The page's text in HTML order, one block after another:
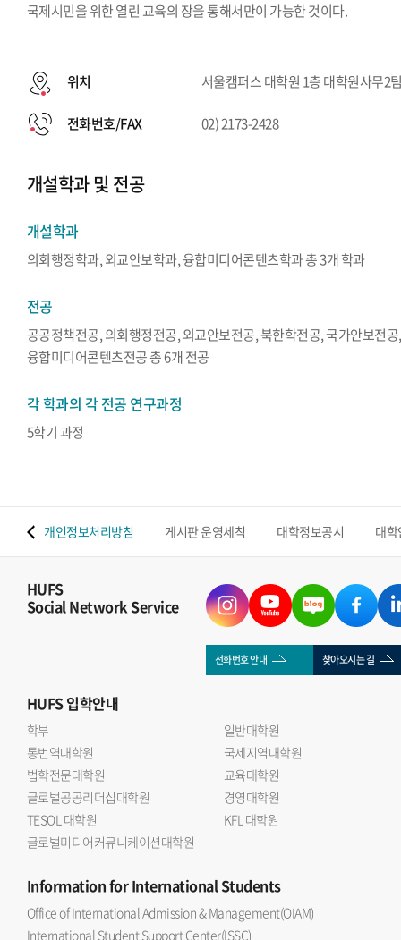
국제시민을 위한 열린 교육의 장을 통해서만이 가능한 것이다.
위치 서울캠퍼스 대학원 1층 대학원사무2
전화번호/FAX 02) 2173-2428
개설학과 및 전공
개설학과
의회행정학과, 외교안보학과, 융합미디어콘텐츠학과 총 3개 학과
전공
공공정책전공, 의회행정전공, 외교안보전공, 북한학전공, 국가안보전공,
융합미디어콘텐츠전공 총 6개 전공
각 학과의 각 전공 연구과정
5학기 과정
개인정보처리방침 게시판 운영세칙 대학정보공시 대
HUFS
Social Network Service
전화번호 안내 찾아오시는 길
HUFS입학안내
학부
일반대학원
통번역대학원
국제지역대학원
법학전문대학원
교육대학원
글로벌공공리더십대학원
경영대학원
TESOL 대학원
KFL 대학원
글로벌미디어커뮤니케이션대학원
Informationfor International Students
Office of International Admission & Management(OIAM)
International Student Support Center(ISSC)